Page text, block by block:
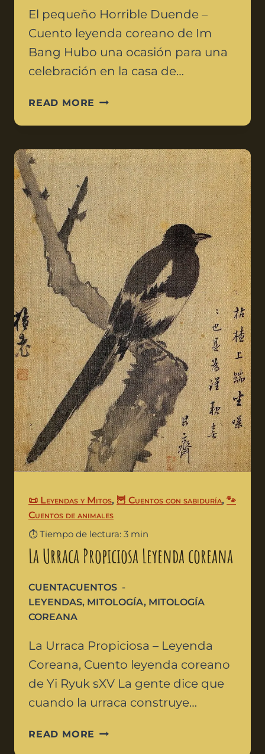
El pequeño Horrible Duende –
Cuento leyenda coreano de Im
Bang Hubo una ocasión para una
celebración en la casa de…
READ MORE
📜 Leyendas y Mitos, 🦉 Cuentos con sabiduría, 🐾
Cuentos de animales
⏱️ Tiempo de lectura: 3 min
La Urraca Propiciosa Leyenda coreana
CUENTACUENTOS
LEYENDAS, MITOLOGÍA, MITOLOGÍA
COREANA
La Urraca Propiciosa – Leyenda
Coreana, Cuento leyenda coreano
de Yi Ryuk sXV La gente dice que
cuando la urraca construye…
READ MORE